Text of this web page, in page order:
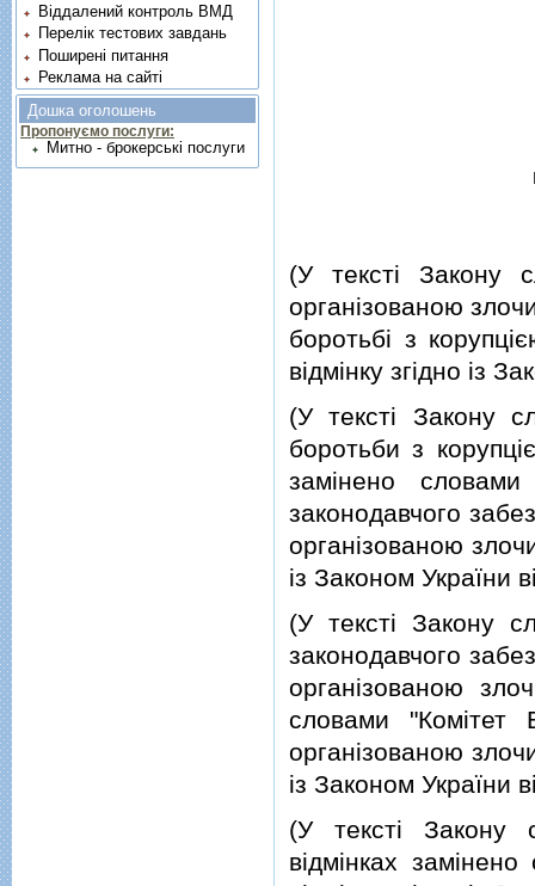
(У текстi Закону
органiзованою
боротьбi з
вiдмiнку згiдно iз
(У текстi Закону
боротьби з
замiнено
законодавчого
органiзованою
iз Законом України
(У текстi Закону
законодавчого
органiзованою
словами "Комiтет
органiзованою
iз Законом України
(У текстi Закону
вiдмiнках замiнено
Віддалений контроль ВМД
Перелік тестових завдань
Поширені питання
Реклама на сайті
Дошка оголошень
Пропонуємо послуги:
Митно - брокерські послуги